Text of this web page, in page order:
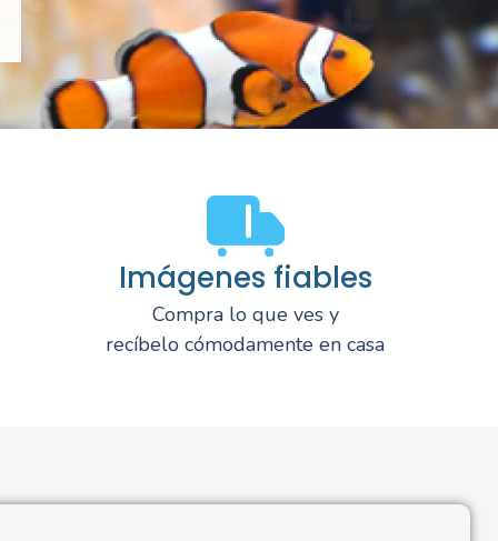
Imágenes fiables
Compra lo que ves y
recíbelo cómodamente en casa